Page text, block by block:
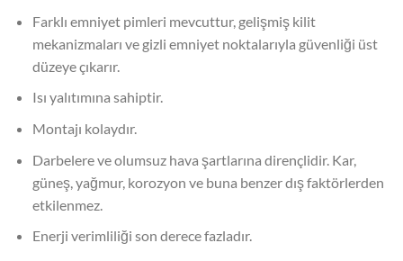
Farklı emniyet pimleri mevcuttur, gelişmiş kilit
mekanizmaları ve gizli emniyet noktalarıyla güvenliği üst
düzeye çıkarır.
Isı yalıtımına sahiptir.
Montajı kolaydır.
Darbelere ve olumsuz hava şartlarına dirençlidir. Kar,
güneş, yağmur, korozyon ve buna benzer dış faktörlerden
etkilenmez.
Enerji verimliliği son derece fazladır.